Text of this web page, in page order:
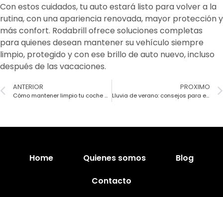
Con estos cuidados, tu auto estará listo para volver a la
rutina, con una apariencia renovada, mayor protección y
más confort. Rodabrill ofrece soluciones completas
para quienes desean mantener su vehículo siempre
limpio, protegido y con ese brillo de auto nuevo, incluso
después de las vacaciones.
ANTERIOR
Cómo mantener limpio tu coche en primavera
PROXIMO
Lluvia de verano: consejos para el cuidado de su vehículo
Home Quienes somos
Blog
Contacto